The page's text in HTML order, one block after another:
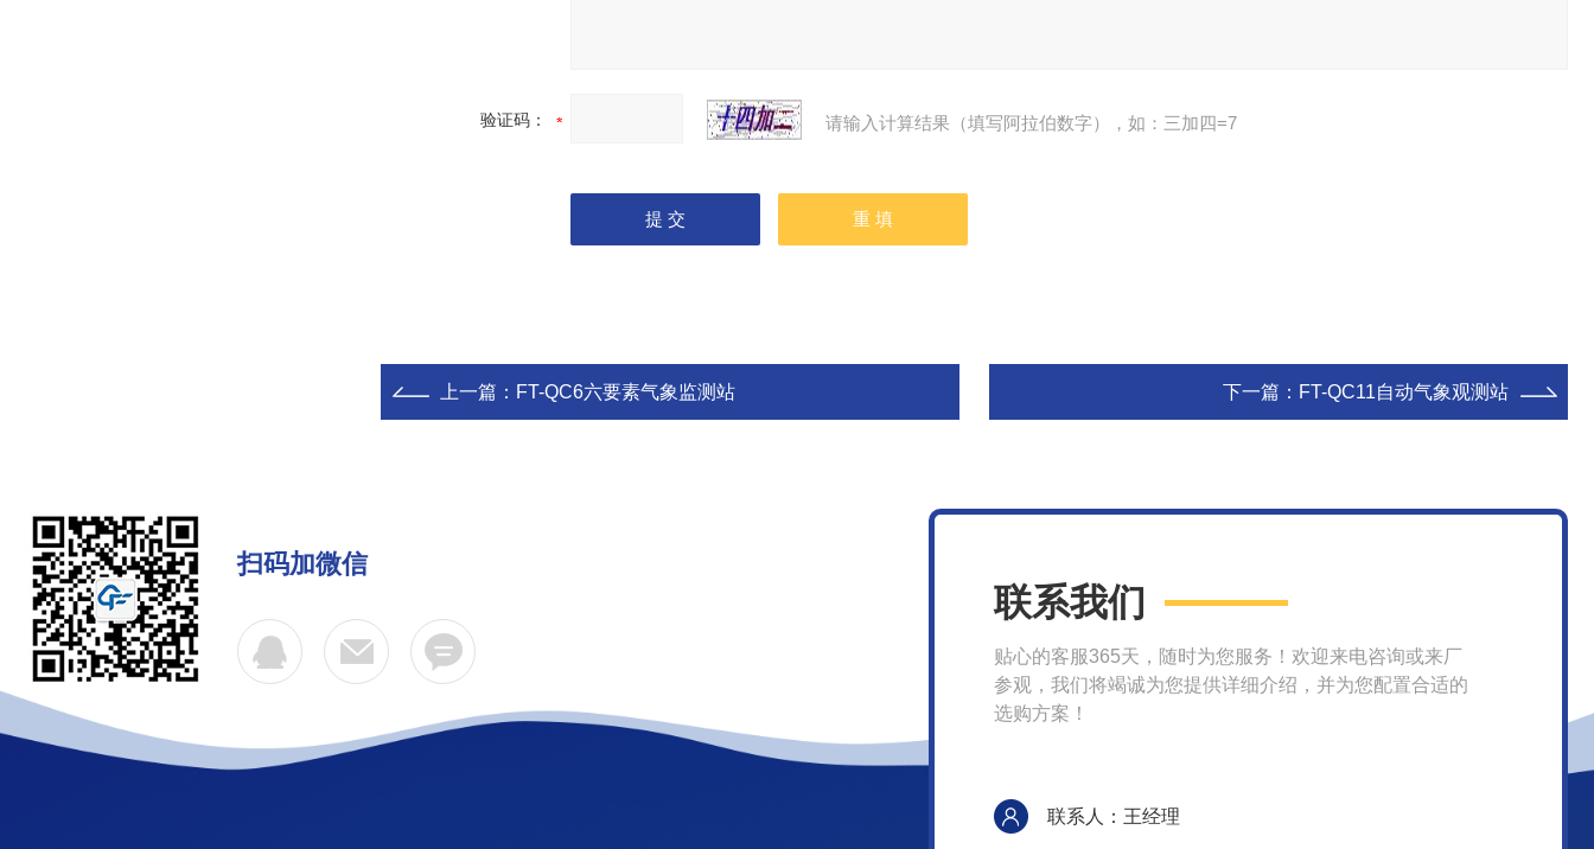
验证码： 请输入计算结果（填写阿拉伯数字），如：三加四=7
上一篇： FT-QC6六要素气象监测站 下一篇： FT-QC11自动气象观测站
扫码加微信
联系我们
贴心的客服365天，随时为您服务！欢迎来电咨询或来厂
参观，我们将竭诚为您提供详细介绍，并为您配置合适的
选购方案！
联系人：王经理